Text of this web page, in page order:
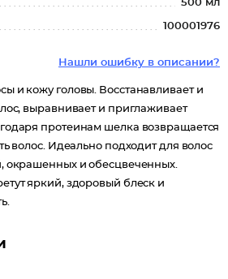
500 мл
100001976
Нашли ошибку в описании?
и кожу головы. Восстанавливает и
выравнивает и приглаживает
протеинам шелка возвращается
волос. Идеально подходит для волос
окрашенных и обесцвеченных.
яркий, здоровый блеск и